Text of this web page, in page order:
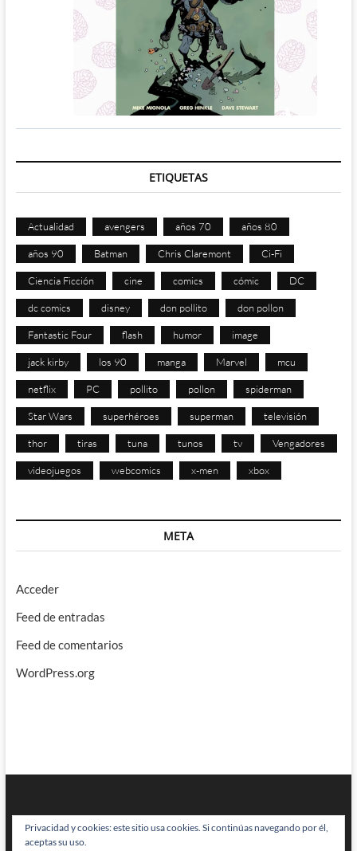
ETIQUETAS
Actualidad avengers años 70 años 80
años 90 Batman Chris Claremont Ci-Fi
Ciencia Ficción cine comics cómic DC
dc comics disney don pollito don pollon
Fantastic Four flash humor image
jack kirby los 90 manga Marvel mcu
netflix PC pollito pollon spiderman
Star Wars superhéroes superman televisión
thor tiras tuna tunos tv Vengadores
videojuegos webcomics x-men xbox
META
Acceder
Feed de entradas
Feed de comentarios
WordPress.org
Privacidad y cookies: este sitio usa cookies. Si continúas navegando por él,
aceptas su uso.